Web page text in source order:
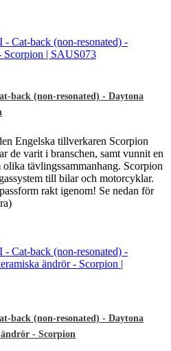
back (non-resonated) - Daytona
Engelska tillverkaren Scorpion
de varit i branschen, samt vunnit en
tävlingssammanhang. Scorpion
till bilar och motorcyklar.
rakt igenom! Se nedan för
back (non-resonated) - Daytona
- Scorpion